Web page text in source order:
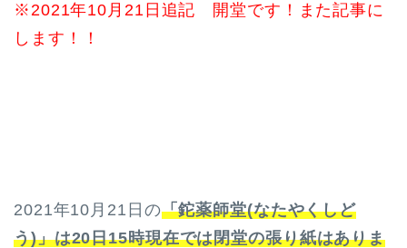
※2021年10月21日追記 開堂です！また記事に
します！！
2021年10月21日の「鉈薬師堂(なたやくしど
う)」は20日15時現在では閉堂の張り紙はありま